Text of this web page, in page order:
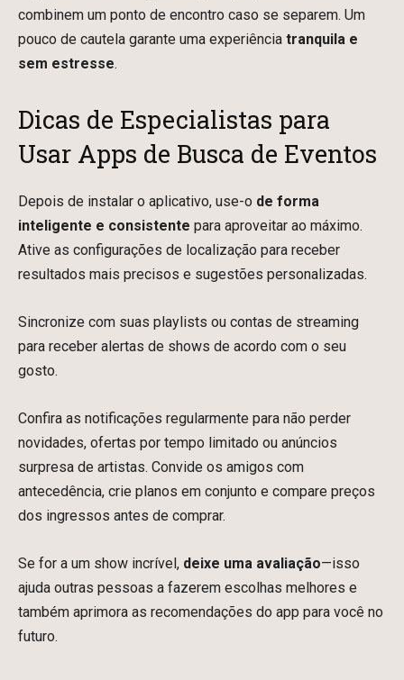
combinem um ponto de encontro caso se separem. Um
pouco de cautela garante uma experiência tranquila e
sem estresse.
Dicas de Especialistas para
Usar Apps de Busca de Eventos
Depois de instalar o aplicativo, use-o de forma
inteligente e consistente para aproveitar ao máximo.
Ative as configurações de localização para receber
resultados mais precisos e sugestões personalizadas.
Sincronize com suas playlists ou contas de streaming
para receber alertas de shows de acordo com o seu
gosto.
Confira as notificações regularmente para não perder
novidades, ofertas por tempo limitado ou anúncios
surpresa de artistas. Convide os amigos com
antecedência, crie planos em conjunto e compare preços
dos ingressos antes de comprar.
Se for a um show incrível, deixe uma avaliação—isso
ajuda outras pessoas a fazerem escolhas melhores e
também aprimora as recomendações do app para você no
futuro.